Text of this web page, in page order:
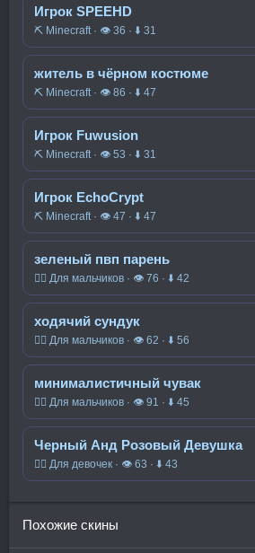
Игрок SPEEHD
⛏️ Minecraft · 👁 36 · ⬇ 31
житель в чёрном костюме
⛏️ Minecraft · 👁 86 · ⬇ 47
Игрок Fuwusion
⛏️ Minecraft · 👁 53 · ⬇ 31
Игрок EchoCrypt
⛏️ Minecraft · 👁 47 · ⬇ 47
зеленый пвп парень
🧍‍♂️ Для мальчиков · 👁 76 · ⬇ 42
ходячий сундук
🧍‍♂️ Для мальчиков · 👁 62 · ⬇ 56
минималистичный чувак
🧍‍♂️ Для мальчиков · 👁 91 · ⬇ 45
Черный Анд Розовый Девушка
🧍‍♀️ Для девочек · 👁 63 · ⬇ 43
Похожие скины